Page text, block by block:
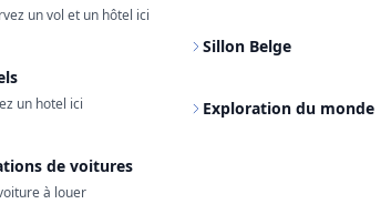
un vol et un hôtel ici
un hotel ici
de voitures
à louer
Sillon Belge
Exploration du monde